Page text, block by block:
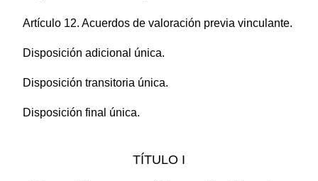
Artículo 12. Acuerdos de valoración previa vinculante.
Disposición adicional única.
Disposición transitoria única.
Disposición final única.
TÍTULO I